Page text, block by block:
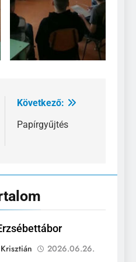
Következő:
Papírgyűjtés
2026.06.26.